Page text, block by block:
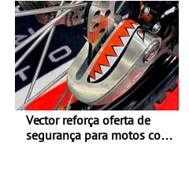
verão
Vector reforça oferta de
segurança para motos com